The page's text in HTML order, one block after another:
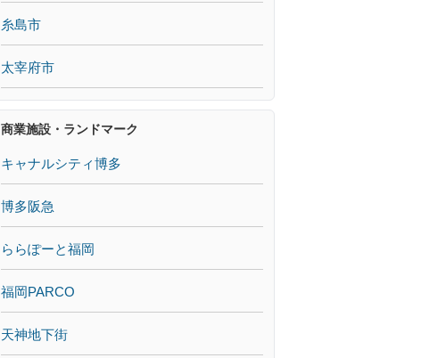
糸島市
太宰府市
商業施設・ランドマーク
キャナルシティ博多
博多阪急
ららぽーと福岡
福岡PARCO
天神地下街